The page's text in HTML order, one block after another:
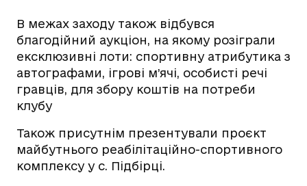
В межах заходу також відбувся
благодійний аукціон, на якому розіграли
ексклюзивні лоти: спортивну атрибутика з
автографами, ігрові м’ячі, особисті речі
гравців, для збору коштів на потреби
клубу
Також присутнім презентували проєкт
майбутнього реабілітаційно-спортивного
комплексу у с. Підбірці.